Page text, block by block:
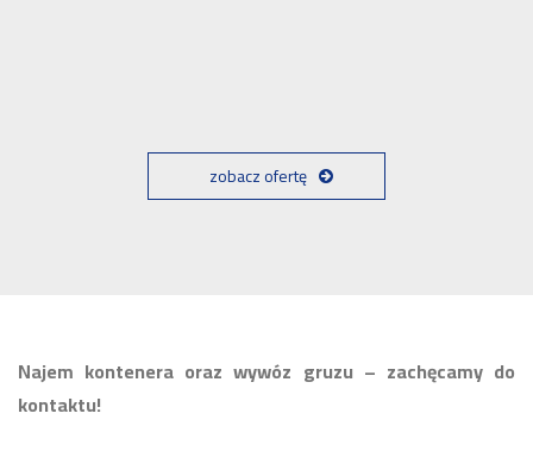
zobacz ofertę
Najem kontenera oraz wywóz gruzu – zachęcamy do
kontaktu!